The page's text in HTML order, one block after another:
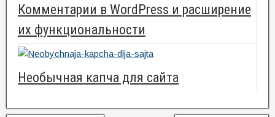
Комментарии в WordPress и расширение
их функциональности
Необычная капча для сайта